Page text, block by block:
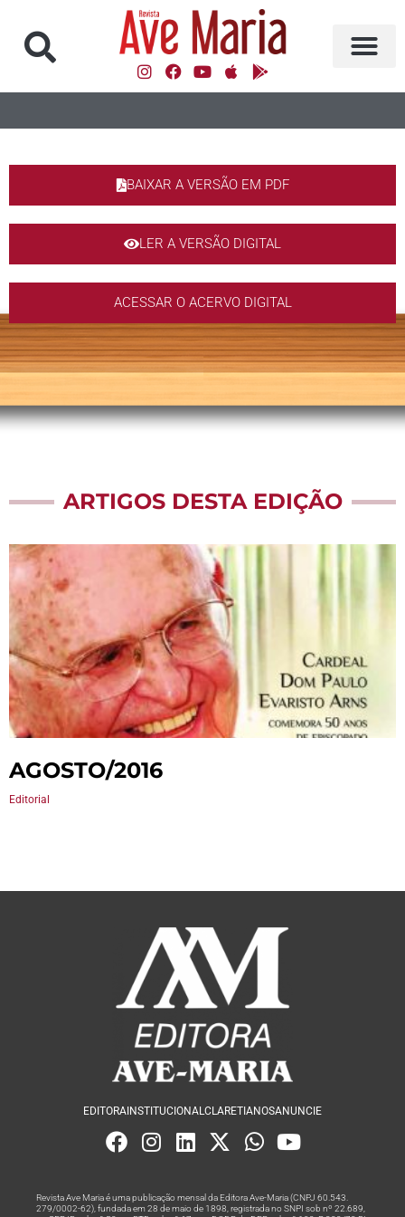
BAIXAR A VERSÃO EM PDF
LER A VERSÃO DIGITAL
ACESSAR O ACERVO DIGITAL
ARTIGOS DESTA EDIÇÃO
AGOSTO/2016
Editorial
EDITORA INSTITUCIONALCLARETIANOSANUNCIE
Revista Ave Maria é uma publicação mensal da Editora Ave-Maria (CNPJ 60.543.
279/0002-62), fundada em 28 de maio de 1898, registrada no SNPI sob nº 22.689,